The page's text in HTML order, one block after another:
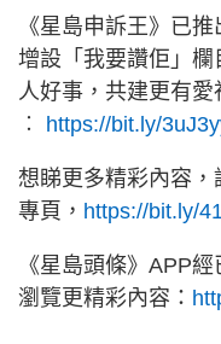
《星島申訴王》已
增設「我要讚佢」
人好事，共建更有愛
︰ https://bit.ly/
想睇更多精彩內容
專頁， https://bit.ly/
《星島頭條》APP
瀏覽更精彩內容：